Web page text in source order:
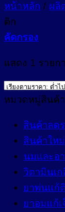
หน้าหลัก / ผลิ
ติก
คัดกรอง
แสดง 1 รายก
หมวดหมู่สินค้า
สินค้าลด
สินค้าใหม่
นมและอ
วิตามินเ
ยาพ่นแก้
ยาอมแก้